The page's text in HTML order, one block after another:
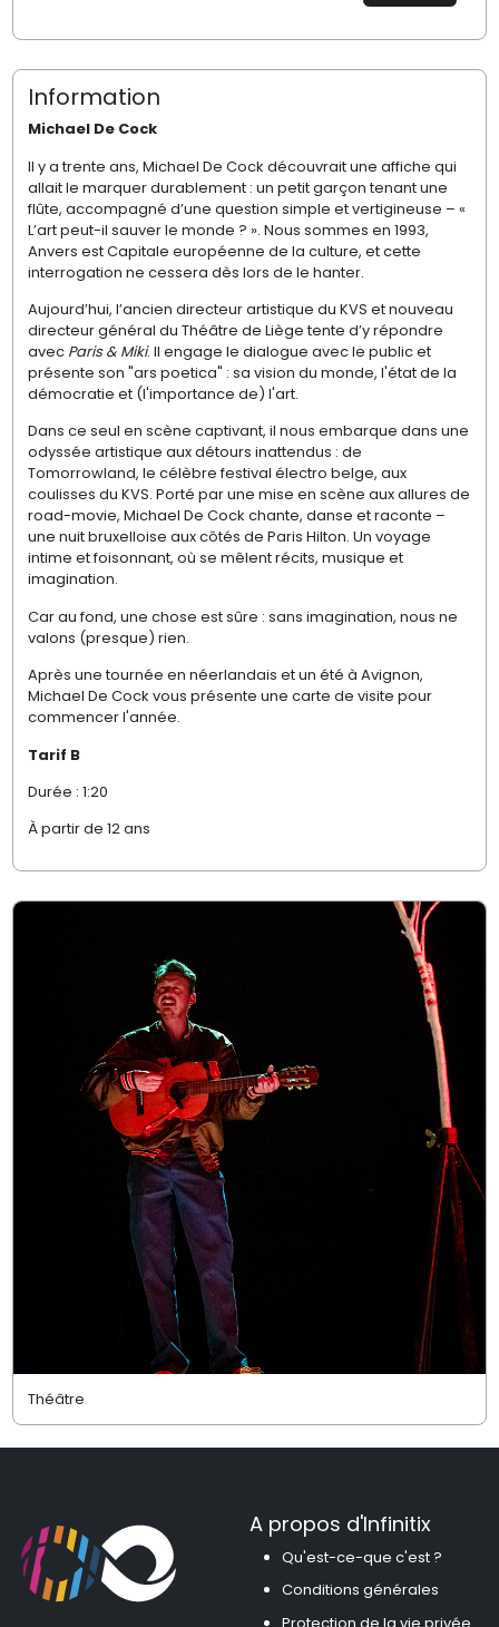
Information
Michael De Cock
Il y a trente ans, Michael De Cock découvrait une affiche qui
allait le marquer durablement : un petit garçon tenant une
flûte, accompagné d’une question simple et vertigineuse – «
L’art peut-il sauver le monde ? ». Nous sommes en 1993,
Anvers est Capitale européenne de la culture, et cette
interrogation ne cessera dès lors de le hanter.
Aujourd’hui, l’ancien directeur artistique du KVS et nouveau
directeur général du Théâtre de Liège tente d’y répondre
avec Paris & Miki. Il engage le dialogue avec le public et
présente son "ars poetica" : sa vision du monde, l'état de la
démocratie et (l'importance de) l'art.
Dans ce seul en scène captivant, il nous embarque dans une
odyssée artistique aux détours inattendus : de
Tomorrowland, le célèbre festival électro belge, aux
coulisses du KVS. Porté par une mise en scène aux allures de
road-movie, Michael De Cock chante, danse et raconte –
une nuit bruxelloise aux côtés de Paris Hilton. Un voyage
intime et foisonnant, où se mêlent récits, musique et
imagination.
Car au fond, une chose est sûre : sans imagination, nous ne
valons (presque) rien.
Après une tournée en néerlandais et un été à Avignon,
Michael De Cock vous présente une carte de visite pour
commencer l'année.
Tarif B
Durée : 1:20
À partir de 12 ans
Théâtre
A propos d'Infinitix
Qu'est-ce-que c'est ?
Conditions générales
Protection de la vie privée